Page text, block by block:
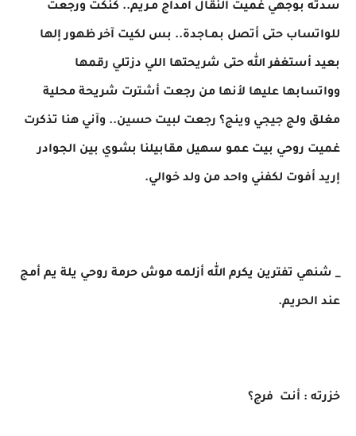
سدته بوجهي غميت النقال أمداج مـريم.. كنكت ورجعت
للواتساب حتى أتصل بمـاجدة.. بس لكيت آخر ظهور إلها
بعيد أستغفر الله حتى شريحتها اللي دزتلي رقمها
وواتسابها عليها لأنها من رجعت أشترت شريحة محلية
مغلق ولج جيجي وينج؟ رجعت لبيت حسين.. وآني هنا تذكرت
غميت روحي بيت عمو سهيل مقابيلنا بشوي بين الجوادر
إريد أفوت لكفني واحد من ولد خوالي.
_ شنهي تفترين يكرم الله أزلمه موش حرمة روحي يلة يم أمج
عند الحريم.
خزرته : أنت فرج؟